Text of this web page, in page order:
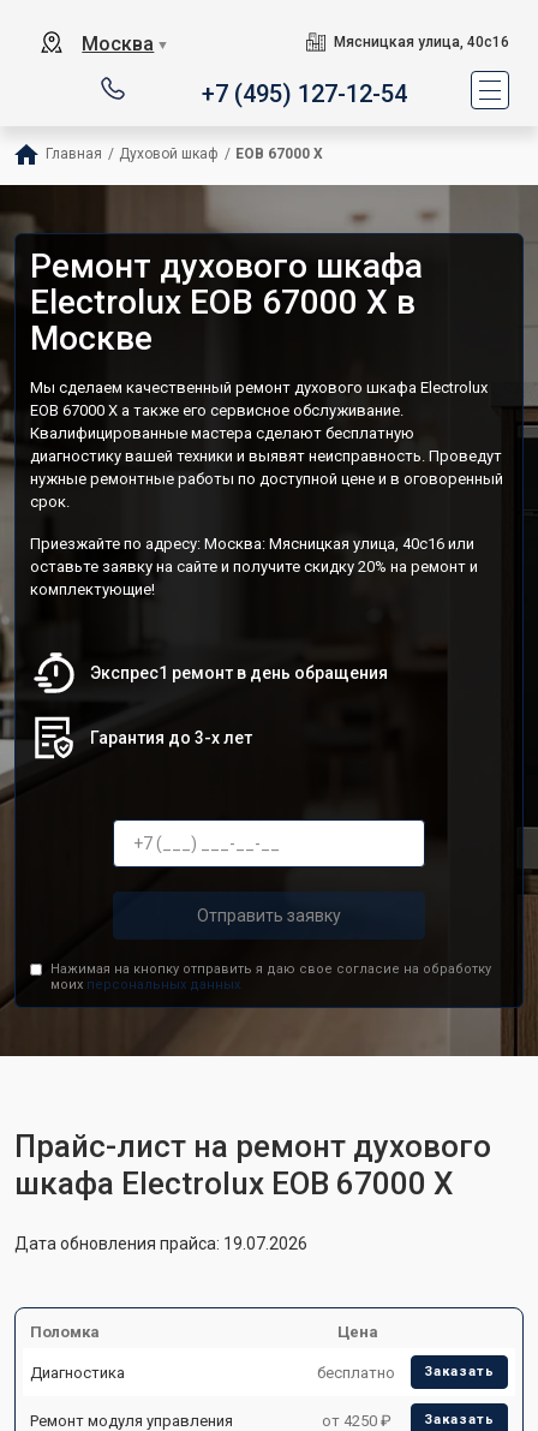
Москва ▼ Мясницкая улица, 40с16
+7 (495) 127-12-54
Главная / Духовой шкаф / EOB 67000 X
Ремонт духового шкафа
Electrolux EOB 67000 X в
Москве
Мы сделаем качественный ремонт духового шкафа Electrolux
EOB 67000 X а также его сервисное обслуживание.
Квалифицированные мастера сделают бесплатную
диагностику вашей техники и выявят неисправность. Проведут
нужные ремонтные работы по доступной цене и в оговоренный
срок.
Приезжайте по адресу: Москва: Мясницкая улица, 40с16 или
оставьте заявку на сайте и получите скидку 20% на ремонт и
комплектующие!
Экспрес1 ремонт в день обращения
Гарантия до 3-х лет
Отправить заявку
Нажимая на кнопку отправить я даю свое согласие на обработку
моих персональных данных.
Прайс-лист на ремонт духового
шкафа Electrolux EOB 67000 X
Дата обновления прайса: 19.07.2026
Поломка Цена
Диагностика бесплатно Заказать
Ремонт модуля управления от 4250 ₽ Заказать